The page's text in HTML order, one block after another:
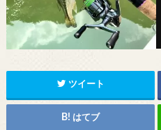
ツイート
はてブ